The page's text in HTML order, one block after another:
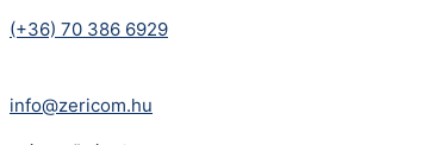
(+36) 70 386 6929
info@zericom.hu